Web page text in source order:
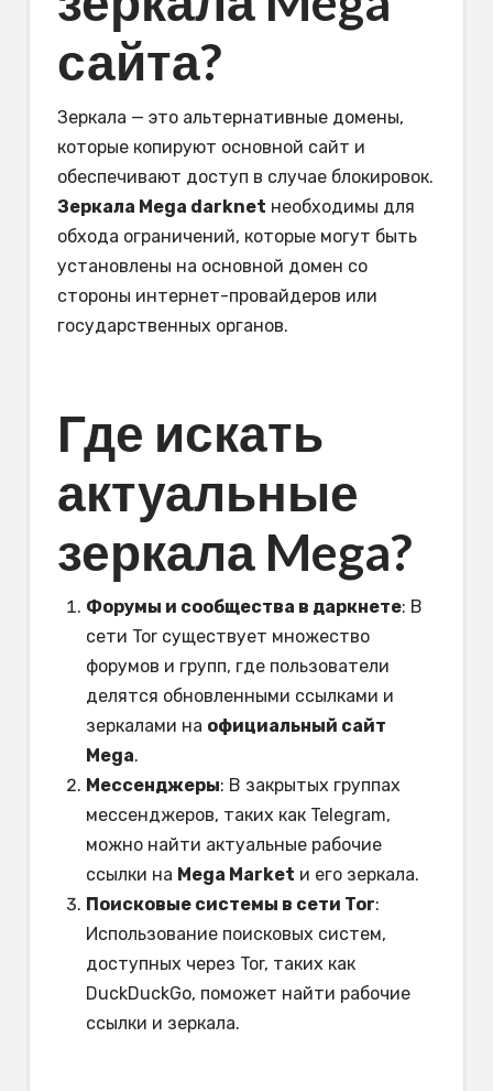
сайта?
Зеркала — это альтернативные домены,
которые копируют основной сайт и
обеспечивают доступ в случае блокировок.
Зеркала Mega darknet необходимы для
обхода ограничений, которые могут быть
установлены на основной домен со
стороны интернет-провайдеров или
государственных органов.
Где искать
актуальные
зеркала Mega?
Форумы и сообщества в даркнете: В
сети Tor существует множество
форумов и групп, где пользователи
делятся обновленными ссылками и
зеркалами на официальный сайт
Mega.
Мессенджеры: В закрытых группах
мессенджеров, таких как Telegram,
можно найти актуальные рабочие
ссылки на Mega Market и его зеркала.
Поисковые системы в сети Tor:
Использование поисковых систем,
доступных через Tor, таких как
DuckDuckGo, поможет найти рабочие
ссылки и зеркала.